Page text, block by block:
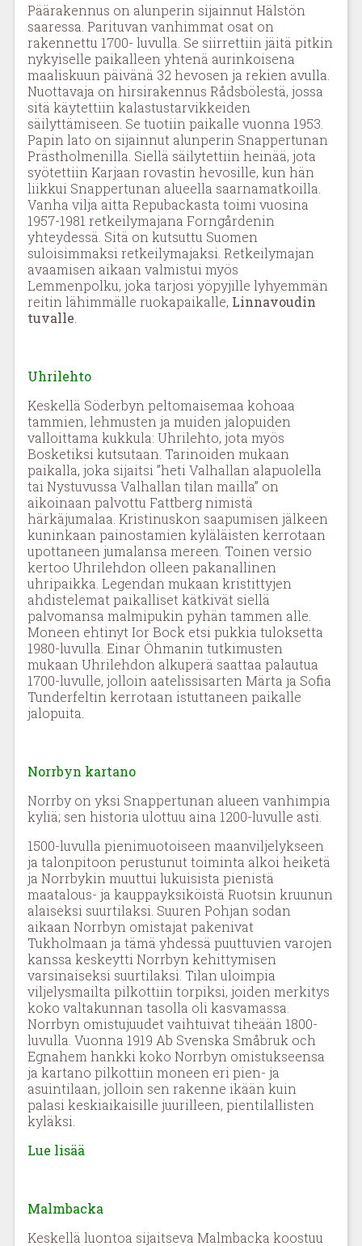
Päärakennus on alunperin sijainnut Hälstön
saaressa. Parituvan vanhimmat osat on
rakennettu 1700- luvulla. Se siirrettiin jäitä pitkin
nykyiselle paikalleen yhtenä aurinkoisena
maaliskuun päivänä 32 hevosen ja rekien avulla.
Nuottavaja on hirsirakennus Rådsbölestä, jossa
sitä käytettiin kalastustarvikkeiden
säilyttämiseen. Se tuotiin paikalle vuonna 1953.
Papin lato on sijainnut alunperin Snappertunan
Prästholmenilla. Siellä säilytettiin heinää, jota
syötettiin Karjaan rovastin hevosille, kun hän
liikkui Snappertunan alueella saarnamatkoilla.
Vanha vilja aitta Repubackasta toimi vuosina
1957-1981 retkeilymajana Forngårdenin
yhteydessä. Sitä on kutsuttu Suomen
suloisimmaksi retkeilymajaksi. Retkeilymajan
avaamisen aikaan valmistui myös
Lemmenpolku, joka tarjosi yöpyjille lyhyemmän
reitin lähimmälle ruokapaikalle, Linnavoudin
tuvalle
Uhrilehto
Keskellä Söderbyn peltomaisemaa kohoaa
tammien, lehmusten ja muiden jalopuiden
valloittama kukkula: Uhrilehto, jota myös
Bosketiksi kutsutaan. Tarinoiden mukaan
paikalla, joka sijaitsi ”heti Valhallan alapuolella
tai Nystuvussa Valhallan tilan mailla” on
aikoinaan palvottu Fattberg nimistä
härkäjumalaa. Kristinuskon saapumisen jälkeen
kuninkaan painostamien kyläläisten kerrotaan
upottaneen jumalansa mereen. Toinen versio
kertoo Uhrilehdon olleen pakanallinen
uhripaikka. Legendan mukaan kristittyjen
ahdistelemat paikalliset kätkivät siellä
palvomansa malmipukin pyhän tammen alle.
Moneen ehtinyt Ior Bock etsi pukkia tuloksetta
1980-luvulla. Einar Öhmanin tutkimusten
mukaan Uhrilehdon alkuperä saattaa palautua
1700-luvulle, jolloin aatelissisarten Märta ja Sofia
Tunderfeltin kerrotaan istuttaneen paikalle
jalopuita.
Norrbyn kartano
Norrby on yksi Snappertunan alueen vanhimpia
kyliä; sen historia ulottuu aina 1200-luvulle asti.
1500-luvulla pienimuotoiseen maanviljelykseen
ja talonpitoon perustunut toiminta alkoi heiketä
ja Norrbykin muuttui lukuisista pienistä
maatalous- ja kauppayksiköistä Ruotsin kruunun
alaiseksi suurtilaksi. Suuren Pohjan sodan
aikaan Norrbyn omistajat pakenivat
Tukholmaan ja tämä yhdessä puuttuvien varojen
kanssa keskeytti Norrbyn kehittymisen
varsinaiseksi suurtilaksi. Tilan uloimpia
viljelysmailta pilkottiin torpiksi, joiden merkitys
koko valtakunnan tasolla oli kasvamassa.
Norrbyn omistujuudet vaihtuivat tiheään 1800-
luvulla. Vuonna 1919 Ab Svenska Småbruk och
Egnahem hankki koko Norrbyn omistukseensa
ja kartano pilkottiin moneen eri pien- ja
asuintilaan, jolloin sen rakenne ikään kuin
palasi keskiaikaisille juurilleen, pientilallisten
kyläksi.
Lue lisää
Malmbacka
Keskellä luontoa sijaitseva Malmbacka koostuu